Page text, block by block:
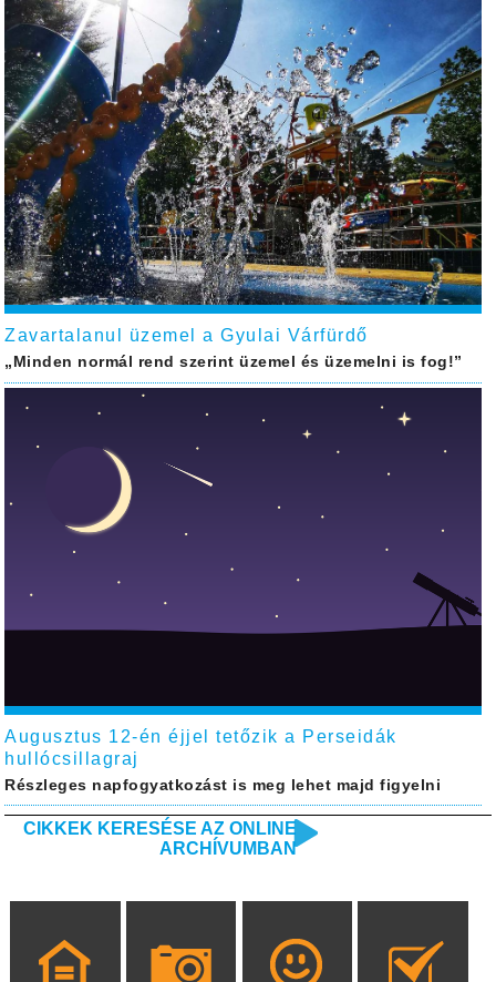
Zavartalanul üzemel a Gyulai Várfürdő
„Minden normál rend szerint üzemel és üzemelni is fog!”
Augusztus 12-én éjjel tetőzik a Perseidák
hullócsillagraj
Részleges napfogyatkozást is meg lehet majd figyelni
CIKKEK KERESÉSE AZ ONLINE
ARCHÍVUMBAN